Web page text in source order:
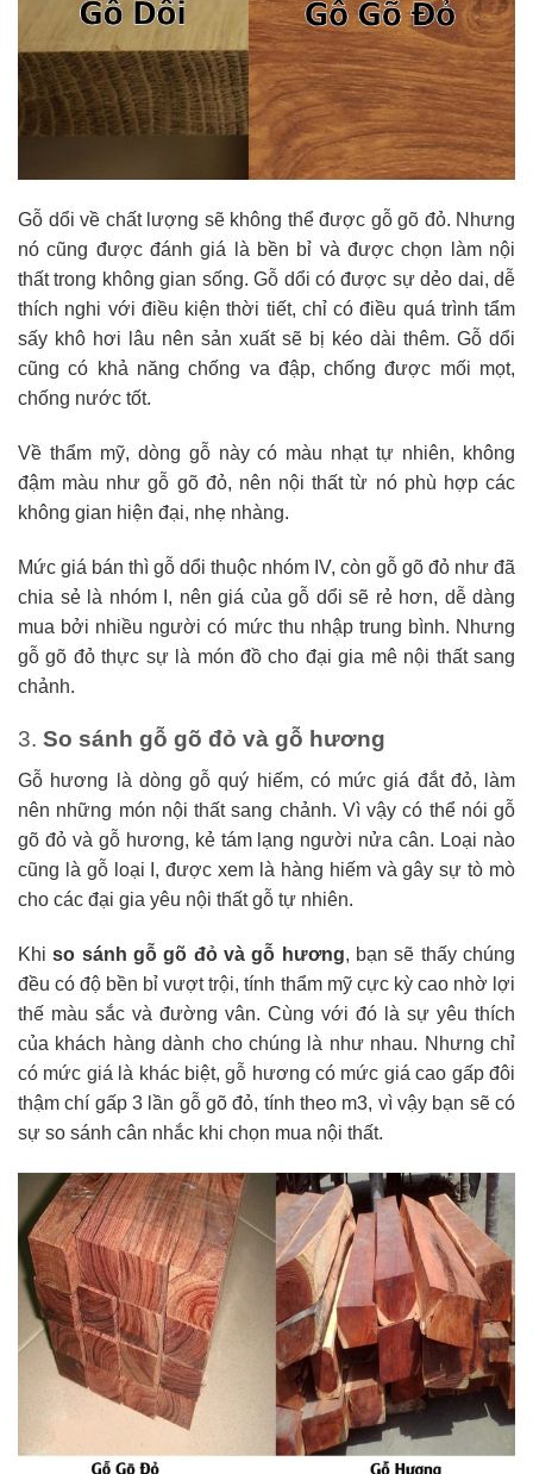
Gỗ dổi về chất lượng sẽ không thể được gỗ gõ đỏ. Nhưng
nó cũng được đánh giá là bền bỉ và được chọn làm nội
thất trong không gian sống. Gỗ dổi có được sự dẻo dai, dễ
thích nghi với điều kiện thời tiết, chỉ có điều quá trình tẩm
sấy khô hơi lâu nên sản xuất sẽ bị kéo dài thêm. Gỗ dổi
cũng có khả năng chống va đập, chống được mối mọt,
chống nước tốt.
Về thẩm mỹ, dòng gỗ này có màu nhạt tự nhiên, không
đậm màu như gỗ gõ đỏ, nên nội thất từ nó phù hợp các
không gian hiện đại, nhẹ nhàng.
Mức giá bán thì gỗ dổi thuộc nhóm IV, còn gỗ gõ đỏ như đã
chia sẻ là nhóm I, nên giá của gỗ dổi sẽ rẻ hơn, dễ dàng
mua bởi nhiều người có mức thu nhập trung bình. Nhưng
gỗ gõ đỏ thực sự là món đồ cho đại gia mê nội thất sang
chảnh.
3. So sánh gỗ gõ đỏ và gỗ hương
Gỗ hương là dòng gỗ quý hiếm, có mức giá đắt đỏ, làm
nên những món nội thất sang chảnh. Vì vậy có thể nói gỗ
gõ đỏ và gỗ hương, kẻ tám lạng người nửa cân. Loại nào
cũng là gỗ loại I, được xem là hàng hiếm và gây sự tò mò
cho các đại gia yêu nội thất gỗ tự nhiên.
Khiso sánh gỗ gõ đỏ và gỗ hương, bạn sẽ thấy chúng
đều có độ bền bỉ vượt trội, tính thẩm mỹ cực kỳ cao nhờ lợi
thế màu sắc và đường vân. Cùng với đó là sự yêu thích
của khách hàng dành cho chúng là như nhau. Nhưng chỉ
có mức giá là khác biệt, gỗ hương có mức giá cao gấp đôi
thậm chí gấp 3 lần gỗ gõ đỏ, tính theo m3, vì vậy bạn sẽ có
sự so sánh cân nhắc khi chọn mua nội thất.